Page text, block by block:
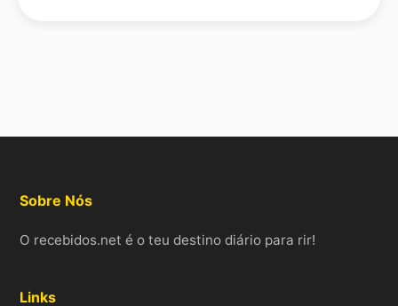
Sobre Nós
O recebidos.net é o teu destino diário para rir!
Links